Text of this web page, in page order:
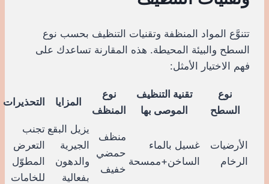
تتنوَّع المواد المنظفة وتقنيات التنظيف بحسب نوع
السطح والبيئة المحيطة. هذه المقارنة تساعدك على
فهم الاختيار الأمثل:
نوع
السطح
تقنية التنظيف
الموصى بها
نوع
المنظف
المزايا التحذيرات
الأرضيات
الرخام
غسيل بالماء
الساخن+ممسحة
منظف
حمضي
خفيف
يزيل البقع
الجيرية
والدهون
بفعالية
تجنب
التعرض
المطوّل
للخامات